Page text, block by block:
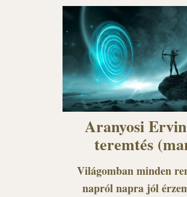
Aranyosi
teremtés
Világomban minden
napról napra jól